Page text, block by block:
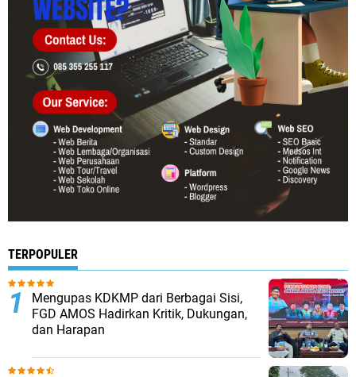
TERPOPULER
Mengupas KDKMP dari Berbagai Sisi,
FGD AMOS Hadirkan Kritik, Dukungan,
dan Harapan